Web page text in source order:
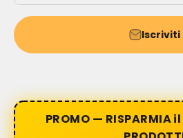
Iscriviti
PROMO — RISPARMIA